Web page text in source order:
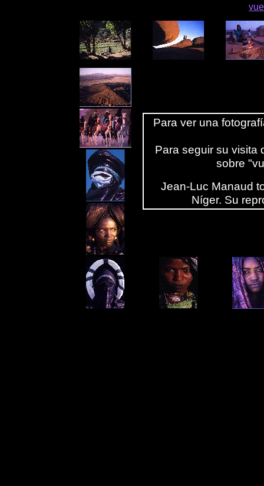
Para ver una
Para seguir su visita
sobre
Jean-Luc Manaud
Níger. Su